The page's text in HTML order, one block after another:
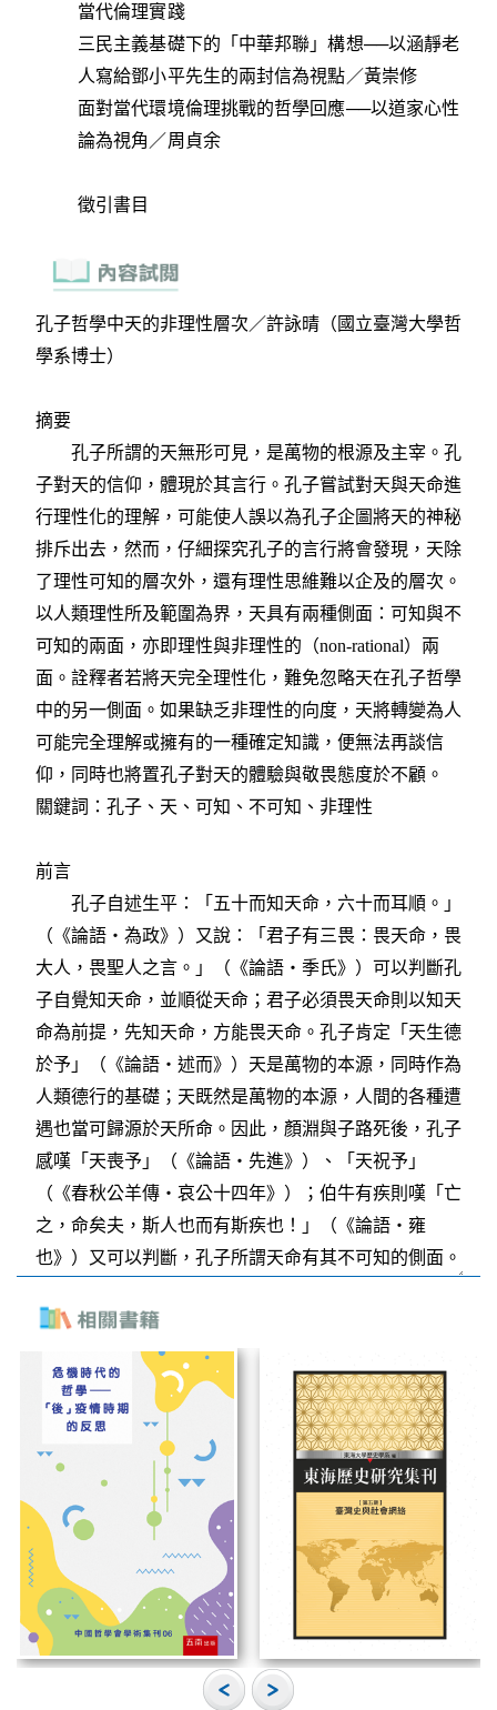
當代倫理實踐
三民主義基礎下的「中華邦聯」構想──以涵靜老
人寫給鄧小平先生的兩封信為視點／黃崇修
面對當代環境倫理挑戰的哲學回應──以道家心性
論為視角／周貞余
徵引書目